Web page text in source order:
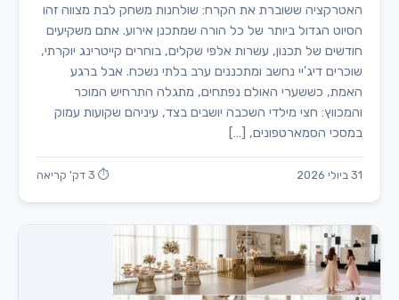
האטרקציה ששוברת את הקרח: שולחנות משחק לבת מצווה זהו
הסיוט הגדול ביותר של כל הורה שמתכנן אירוע. אתם משקיעים
חודשים של תכנון, עשרות אלפי שקלים, בוחרים קייטרינג יוקרתי,
שוכרים דיג'יי נחשב ומתכננים ערב בלתי נשכח. אבל ברגע
האמת, כששערי האולם נפתחים, מתגלה התרחיש המוכר
והמכווץ: חצי מילדי השכבה יושבים בצד, עיניהם שקועות עמוק
במסכי הסמארטפונים, […]
31 ביולי 2026 ⏱ 3 דק' קריאה